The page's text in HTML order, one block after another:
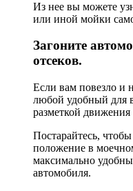
Из нее вы можете
или иной мойки
Загоните
отсеков.
Если вам повезло и
любой удобный для
разметкой
Постарайтесь,
положение в
максимально
автомобиля.